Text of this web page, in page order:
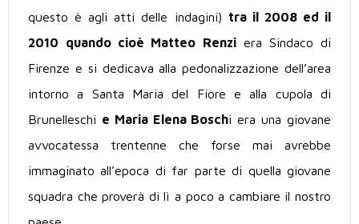
questo è agli atti delle indagini) tra il 2008 ed il
2010
quando cioè Matteo Renziera Sindaco di
Firenze e si dedicava alla pedonalizzazione dell’area
intorno a Santa Maria del Fiore e alla cupola di
Brunelleschi e Maria Elena Boschi era una giovane
avvocatessa trentenne che forse mai avrebbe
immaginato all’epoca di far parte di quella giovane
squadra che proverà di lì a poco a cambiare il nostro